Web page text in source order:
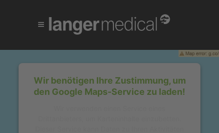
Wir benötigen Ihre Zustimmung, um
den Google Maps-Service zu laden!